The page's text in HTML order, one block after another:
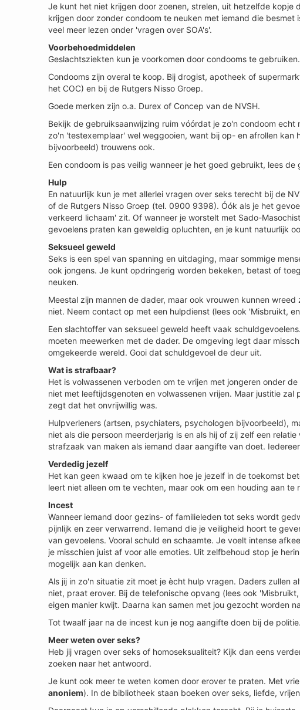
Je kunt het niet krijgen door zoenen, strelen, uit hetzelfde
krijgen door zonder condoom te neuken met iemand die
veel meer lezen onder 'vragen over SOA's'.
Voorbehoedmiddelen
Geslachtsziekten kun je voorkomen door condooms te
Condooms zijn overal te koop. Bij drogist, apotheek of
het COC) en bij de Rutgers Nisso Groep.
Goede merken zijn o.a. Durex of Concep van de NVSH.
Bekijk de gebruiksaanwijzing ruim vóórdat je zo'n condoom
zo'n 'testexemplaar' wel weggooien, want bij op- en afrollen
bijvoorbeeld) trouwens ook.
Een condoom is pas veilig wanneer je het goed gebruikt, lees de
Hulp
En natuurlijk kun je met allerlei vragen over seks terecht bij de
of de Rutgers Nisso Groep (tel. 0900 9398). Óók als je het
verkeerd lichaam' zit. Of wanneer je worstelt met Sado-
gevoelens praten kan geweldig opluchten, en je kunt natuurlijk
Seksueel geweld
Seks is een spel van spanning en uitdaging, maar sommige
ook jongens. Je kunt opdringerig worden bekeken, betast of
neuken.
Meestal zijn mannen de dader, maar ook vrouwen kunnen
niet. Neem contact op met een hulpdienst (lees ook 'Misbruikt,
Een slachtoffer van seksueel geweld heeft vaak
moeten meewerken met de dader. De omgeving legt daar
omgekeerde wereld. Gooi dat schuldgevoel de deur uit.
Wat is strafbaar?
Het is volwassenen verboden om te vrijen met jongeren onder
niet met leeftijdsgenoten en volwassenen vrijen. Maar justitie
zegt dat het onvrijwillig was.
Hulpverleners (artsen, psychiaters, psychologen bijvoorbeeld),
niet als die persoon meerderjarig is en als hij of zij zelf een
strafzaak van maken als iemand daar aangifte van doet.
Verdedig jezelf
Het kan geen kwaad om te kijken hoe je jezelf in de toekomst
leert niet alleen om te vechten, maar ook om een houding aan
Incest
Wanneer iemand door gezins- of familieleden tot seks wordt
pijnlijk en zeer verwarrend. Iemand die je veiligheid hoort te
van gevoelens. Vooral schuld en schaamte. Je voelt intense
je misschien juist af voor alle emoties. Uit zelfbehoud stop je
mogelijk aan kan denken.
Als jij in zo'n situatie zit moet je ècht hulp vragen. Daders zullen
niet, praat erover. Bij de telefonische opvang (lees ook
eigen manier kwijt. Daarna kan samen met jou gezocht worden
Tot twaalf jaar na de incest kun je nog aangifte doen bij de politie.
Meer weten over seks?
Heb jij vragen over seks of homoseksualiteit? Kijk dan eens
zoeken naar het antwoord.
Je kunt ook meer te weten komen door erover te praten. Met
anoniem). In de bibliotheek staan boeken over seks, liefde,